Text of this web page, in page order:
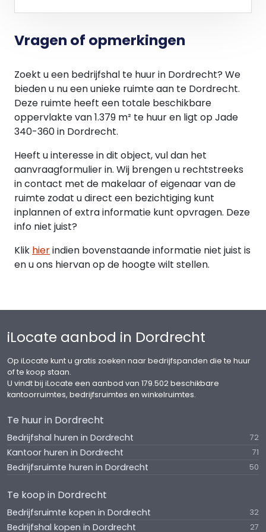
- Aluminium kozijnen, draai/kiepramen en
- Heldere isolerende beglazing HR++;
- Dakluik ten behoeve van dak toetreding;
- Geïsoleerd stalen dak (RC 6,3 m2 K/W) met
kunststof dakbedekking;
- Scheidingswand tussen het kantoor en de
bedrijfsruimte uitgevoerd in kalkzandsteen
- Eigen meterkast per unit met aansluitingen voor
water en elektra tot maximaal 3 x 80 ampère;
- Noodverlichting /vluchtwegaanduiding;
- 20 PV-panelen per unit tbv energieopwekking
(circa 410 Wp per paneel)*;
- CAT 6 aansluitpunten tbv data*;
- Brandslanghaspels en poederblussers;
- Beide units zijn voorzien van 2 wand toiletten,
begane grond;
- Unit 1 is op de verdieping voorzien van een
- Ventilatie sanitaire ruimten middels
mechanische afzuiging;
- Alle separate ruimtes worden voorzien van
Bedrijfsruimte
- Monoliet gevlinderde betonvloer, vlakheidsklasse
5 (NEN 2747);
2.500 kg/m²;
- Verlichting middels LED armaturen, te bedienen
via bewegingssensoren*;
Vragen of opmerkingen
Zoekt u een bedrijfshal te huur in Dordrecht? We
bieden u nu een unieke ruimte aan te Dordrecht.
Deze ruimte heeft een totale beschikbare
oppervlakte van 1.379 m² te huur en ligt op Jade
340-360 in Dordrecht.
Heeft u interesse in dit object, vul dan het
aanvraagformulier in. Wij brengen u rechtstreeks
in contact met de makelaar of eigenaar van de
ruimte zodat u direct een bezichtiging kunt
inplannen of extra informatie kunt opvragen. Deze
info niet juist?
Klik hierindien bovenstaande informatie niet juist is
en u ons hiervan op de hoogte wilt stellen.
iLocate aanbod in Dordrecht
Op iLocate kunt u gratis zoeken naar bedrijfspanden die te huur
of te koop staan.
U vindt bij iLocate een aanbod van 179.502 beschikbare
kantoorruimtes, bedrijfsruimtes en winkelruimtes.
Te huur in Dordrecht
Bedrijfshal huren in Dordrecht 72
Kantoor huren in Dordrecht 71
Bedrijfsruimte huren in Dordrecht 50
Te koop in Dordrecht
Bedrijfsruimte kopen in Dordrecht 32
Bedrijfshal kopen in Dordrecht 27